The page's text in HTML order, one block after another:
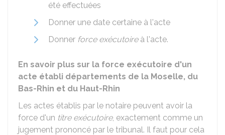
été effectuées
Donner une date certaine à l'acte
Donner force exécutoireà l'acte.
En savoir plus sur la force exécutoire d'un
acte établi départements de la Moselle, du
Bas-Rhin et du Haut-Rhin
Les actes établis par le notaire peuvent avoir la
force d'un titre exécutoire, exactement comme un
jugement prononcé par le tribunal. Il faut pour cela